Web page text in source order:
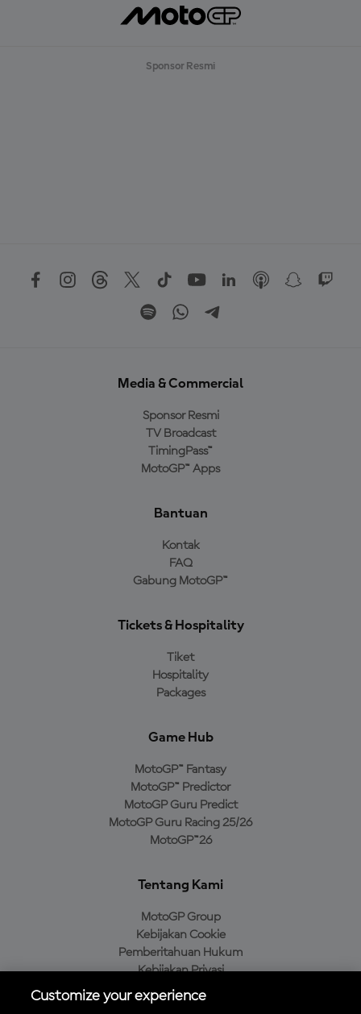
Sponsor Resmi
Media & Commercial
Sponsor Resmi
TV Broadcast
TimingPass™
MotoGP™ Apps
Bantuan
Kontak
FAQ
Gabung MotoGP™
Tickets & Hospitality
Tiket
Hospitality
Packages
Game Hub
MotoGP™ Fantasy
MotoGP™ Predictor
MotoGP Guru Predict
MotoGP Guru Racing 25/26
MotoGP™26
Tentang Kami
MotoGP Group
Kebijakan Cookie
Pemberitahuan Hukum
Kebijakan Privasi
Kebijakan Pembelian
Customize your experience